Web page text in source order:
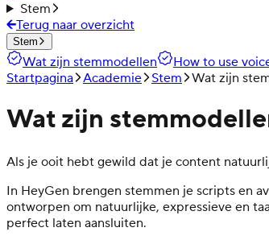
Stem
Terug naar overzicht
Stem
Wat zijn stemmodellen How to use
Startpagina Academie Stem Wat zijn
Wat zijn
Als je ooit hebt gewild dat je content
In HeyGen brengen stemmen je scripts en
ontworpen om natuurlijke, expressieve en
perfect laten aansluiten.